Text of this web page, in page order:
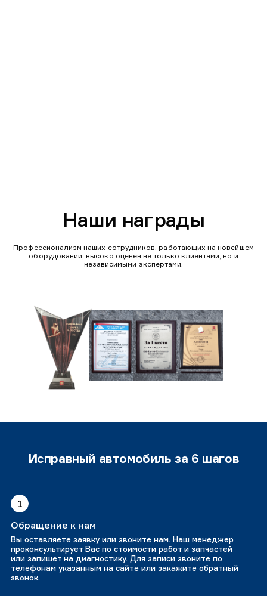
Наши награды
Профессионализм наших сотрудников, работающих на новейшем
оборудовании, высоко оценен не только клиентами, но и
независимыми экспертами.
Исправный автомобиль за 6 шагов
1
Обращение к нам
Вы оставляете заявку или звоните нам. Наш менеджер
проконсультирует Вас по стоимости работ и запчастей
или запишет на диагностику. Для записи звоните по
телефонам указанным на сайте или закажите обратный
звонок.